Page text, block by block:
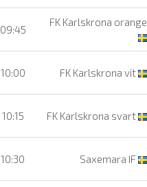
09:45
FK Karlskrona orange
10:00 FK Karlskrona vit
10:15 FK Karlskrona svart
10:30 Saxemara IF